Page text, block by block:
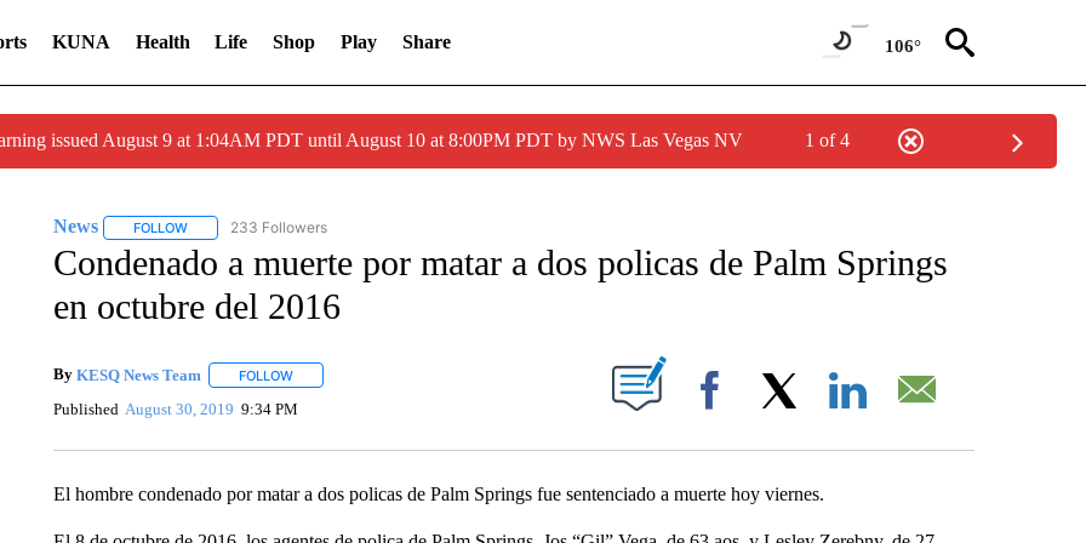
KUNA Health Life Shop Play Share 106°
issued August 9 at 1:04AM PDT until August 10 at 8:00PM PDT by NWS Las Vegas NV 1 of 4
News FOLLOWFOLLOW "NEWS" TO RECEIVE NOTIFICATIONS ABOUT NEW PAGES ON "NEWS".
233 Followers
Condenado a muerte por matar a dos policas de Palm Springs
en octubre del 2016
By KESQ News Team FOLLOWFOLLOW "" TO RECEIVE NOTIFICATIONS ABOUT NEW PAGES ON "".
Published August 30, 2019 9:34 PM Facebook
El hombre condenado por matar a dos policas de Palm Springs fue sentenciado a muerte hoy viernes.